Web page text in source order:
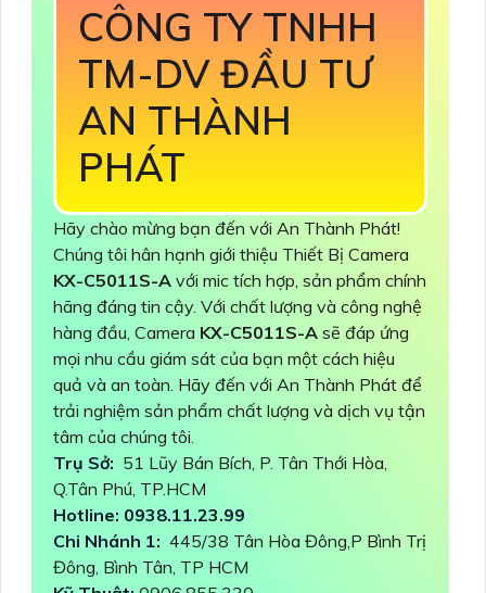
CÔNG TY TNHH
TM-DV ĐẦU TƯ
AN THÀNH
PHÁT
Hãy chào mừng bạn đến với An Thành Phát!
Chúng tôi hân hạnh giới thiệu Thiết Bị Camera
KX-C5011S-A với mic tích hợp, sản phẩm chính
hãng đáng tin cậy. Với chất lượng và công nghệ
hàng đầu, Camera KX-C5011S-A sẽ đáp ứng
mọi nhu cầu giám sát của bạn một cách hiệu
quả và an toàn. Hãy đến với An Thành Phát để
trải nghiệm sản phẩm chất lượng và dịch vụ tận
tâm của chúng tôi.
Trụ Sở: 51 Lũy Bán Bích, P. Tân Thới Hòa,
Q.Tân Phú, TP.HCM
Hotline: 0938.11.23.99
Chi Nhánh 1: 445/38 Tân Hòa Đông,P Bình Trị
Đông, Bình Tân, TP HCM